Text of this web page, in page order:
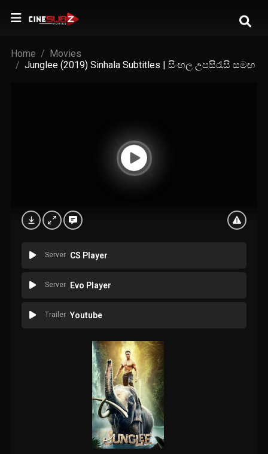
Home
Movies
Junglee (2019) Sinhala Subtitles | සිංහල උපසිරැසි සමඟ
Server CS Player
Server Evo Player
Trailer Youtube